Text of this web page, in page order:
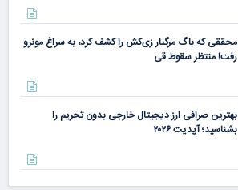
محققی که باگ مرگبار زی‌کش را کشف کرد، به سراغ مونرو
رفت! منتظر سقوط قی
بهترین صرافی ارز دیجیتال خارجی بدون تحریم را
بشناسید؛ آپدیت ۲۰۲۶